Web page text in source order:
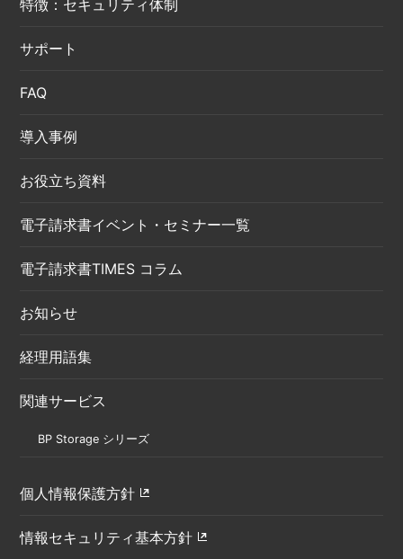
特徴：セキュリティ体制
サポート
FAQ
導入事例
お役立ち資料
電子請求書イベント・セミナー一覧
電子請求書TIMES コラム
お知らせ
経理用語集
関連サービス
BP Storage シリーズ
個人情報保護方針
情報セキュリティ基本方針